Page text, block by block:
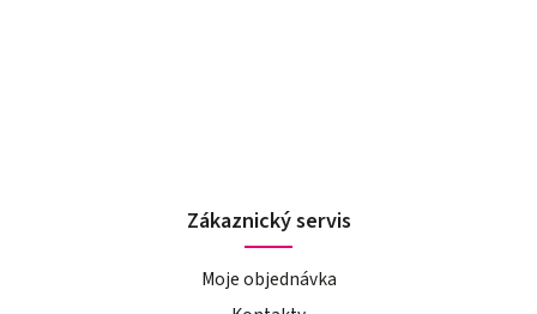
Zákaznický servis
Moje objednávka